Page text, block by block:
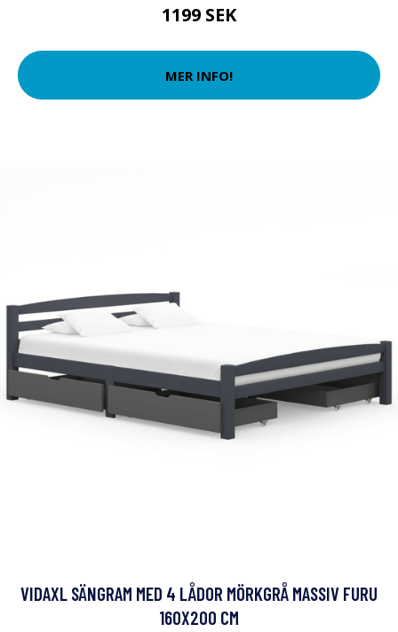
1199 SEK
MER INFO!
VIDAXL SÄNGRAM MED 4 LÅDOR MÖRKGRÅ MASSIV FURU
160X200 CM